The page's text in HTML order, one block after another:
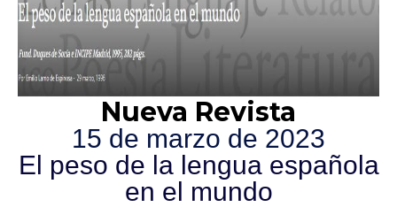
Nueva Revista
15 de marzo de 2023
El peso de la lengua española
en el mundo